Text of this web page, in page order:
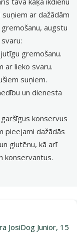
ar dažādām
augstu
gremošanu.
ar lieko svaru.
suņiem.
un dienesta
konservus
pieejami dažādās
glutēnu, kā arī
konservantus.
lapa
JosiDog Junior, 15